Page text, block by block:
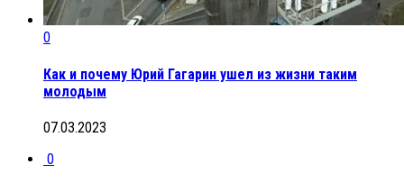
0
Как и почему Юрий Гагарин ушел из жизни таким
молодым
07.03.2023
0